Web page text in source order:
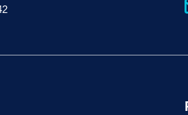
Marketing Digital Marketing Digital para
para Empresas B2B Inbound Marketing para
Marketing Industrial B2B Marketing